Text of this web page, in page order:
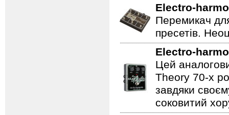
Electro-
Перемикач
пресетів.
Electro-
Цей
Theory 70-х
завдяки
соковитий